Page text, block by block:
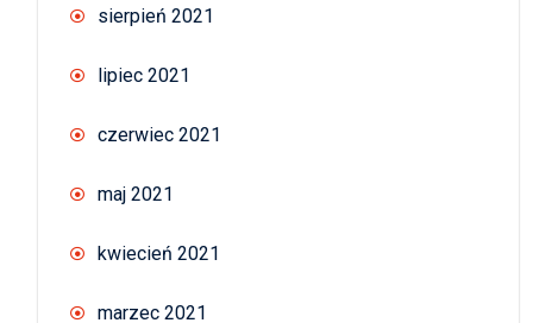
sierpień 2021
lipiec 2021
czerwiec 2021
maj 2021
kwiecień 2021
marzec 2021